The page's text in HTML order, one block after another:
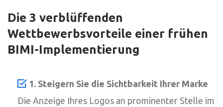
Die 3 verblüffenden
Wettbewerbsvorteile einer frühen
BIMI-Implementierung
1. Steigern Sie die Sichtbarkeit Ihrer Marke
Die Anzeige Ihres Logos an prominenter Stelle im